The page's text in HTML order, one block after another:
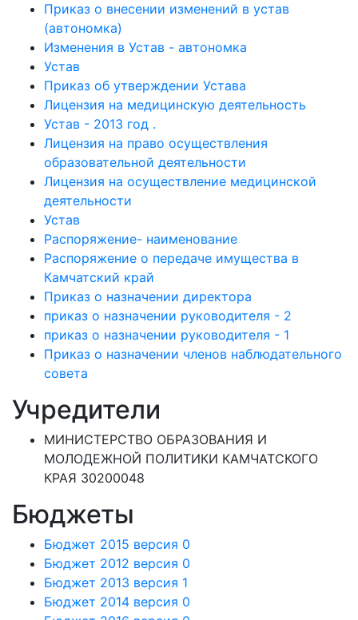
Приказ о внесении изменений в устав
(автономка)
Изменения в Устав - автономка
Устав
Приказ об утверждении Устава
Лицензия на медицинскую деятельность
Устав - 2013 год .
Лицензия на право осуществления
образовательной деятельности
Лицензия на осуществление медицинской
деятельности
Устав
Распоряжение- наименование
Распоряжение о передаче имущества в
Камчатский край
Приказ о назначении директора
приказ о назначении руководителя - 2
приказ о назначении руководителя - 1
Приказ о назначении членов наблюдательного
совета
Учредители
МИНИСТЕРСТВО ОБРАЗОВАНИЯ И
МОЛОДЕЖНОЙ ПОЛИТИКИ КАМЧАТСКОГО
КРАЯ 30200048
Бюджеты
Бюджет 2015 версия 0
Бюджет 2012 версия 0
Бюджет 2013 версия 1
Бюджет 2014 версия 0